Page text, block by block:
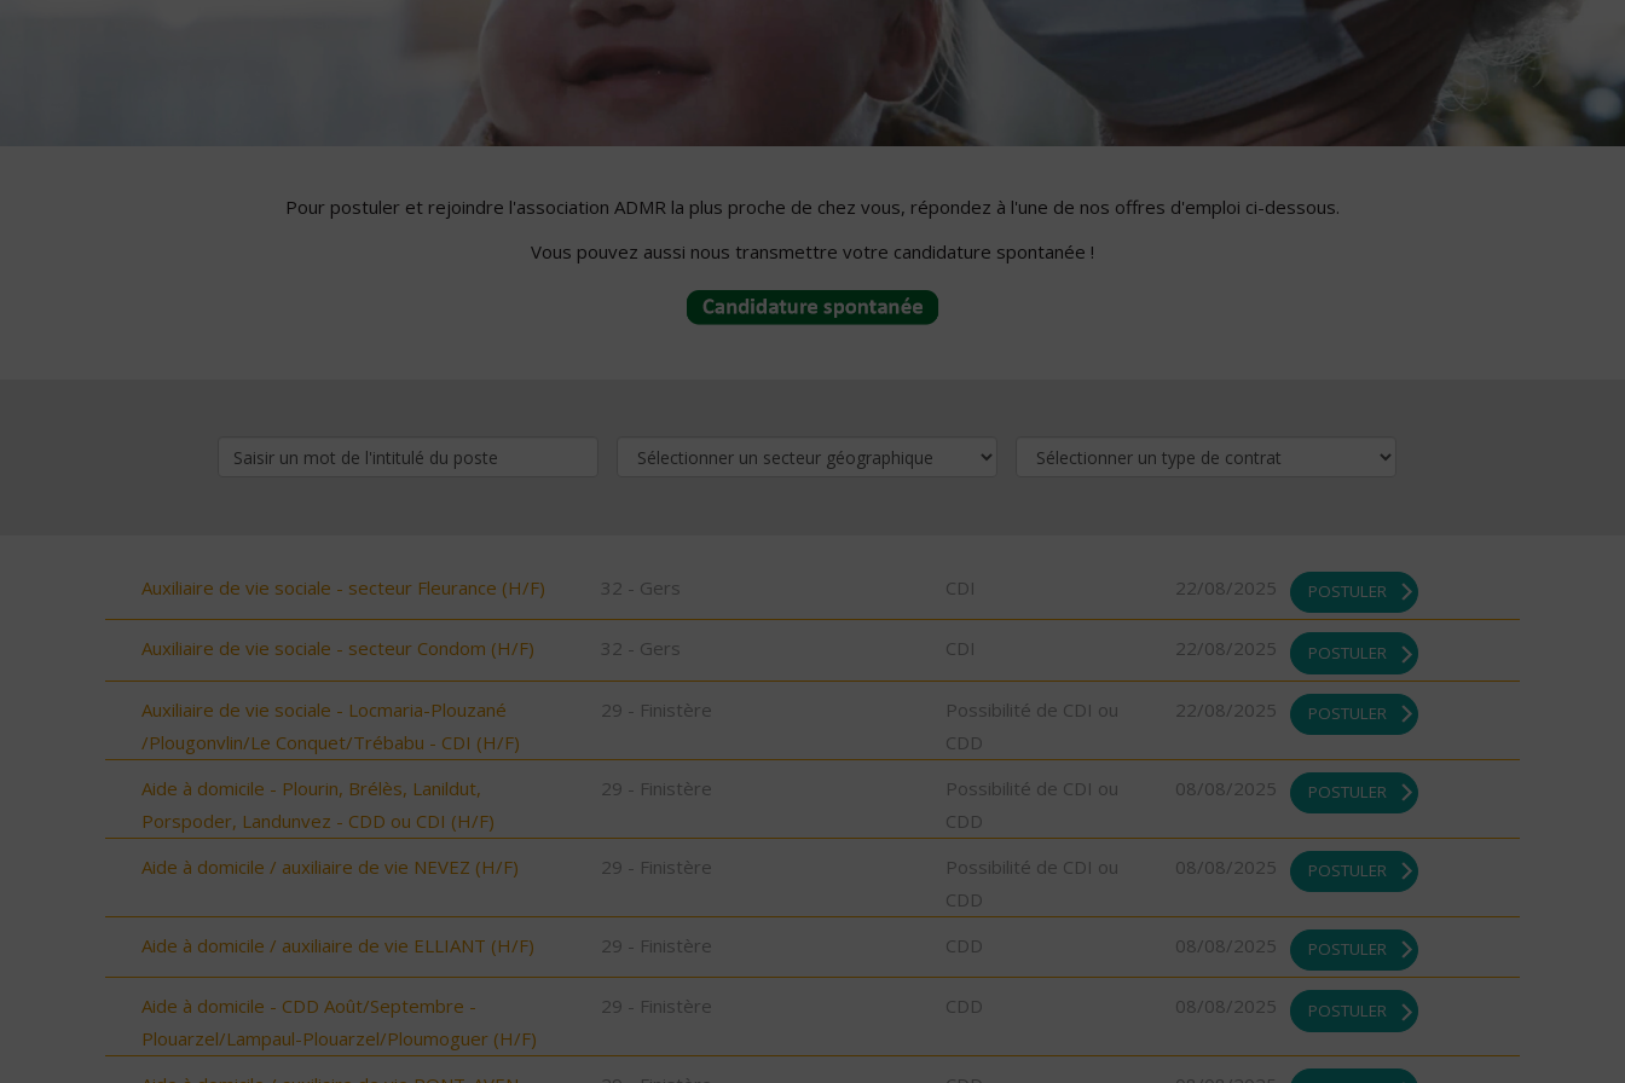
Pour postuler et rejoindre l'association ADMR la plus proche de chez vous, répondez à l'une de nos offres d'emploi ci-dessous.
Vous pouvez aussi nous transmettre votre candidature spontanée !
Auxiliaire de vie sociale - secteur Fleurance (H/F) 32 - Gers CDI 22/08/2025 POSTULER
Auxiliaire de vie sociale - secteur Condom (H/F) 32 - Gers CDI 22/08/2025 POSTULER
Auxiliaire de vie sociale - Locmaria-Plouzané
/Plougonvlin/Le Conquet/Trébabu - CDI (H/F)
29 - Finistère
Possibilité de CDI ou
CDD
22/08/2025 POSTULER
Aide à domicile - Plourin, Brélès, Lanildut,
Porspoder, Landunvez - CDD ou CDI (H/F)
29 - Finistère
Possibilité de CDI ou
CDD
08/08/2025 POSTULER
Aide à domicile / auxiliaire de vie NEVEZ (H/F) 29 - Finistère
Possibilité de CDI ou
CDD
08/08/2025 POSTULER
Aide à domicile / auxiliaire de vie ELLIANT (H/F) 29 - Finistère CDD 08/08/2025 POSTULER
Aide à domicile - CDD Août/Septembre -
Plouarzel/Lampaul-Plouarzel/Ploumoguer (H/F)
29 - Finistère CDD 08/08/2025 POSTULER